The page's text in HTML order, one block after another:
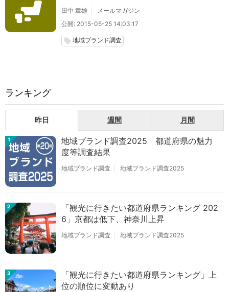
田中 章雄
メールマガジン
公開: 2015-05-25 14:03:17
local_offer 地域ブランド調査
ランキング
昨日 週間 月間
1
地域ブランド調査2025 都道府県の魅力
度等調査結果
地域ブランド調査 地域ブランド調査2025
2
「観光に行きたい都道府県ランキング 202
6」京都は低下、神奈川上昇
地域ブランド調査 地域ブランド調査2025
3
「観光に行きたい都道府県ランキング」上
位の順位に変動あり